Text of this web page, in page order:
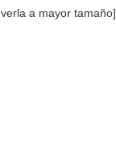
a mayor tamaño]